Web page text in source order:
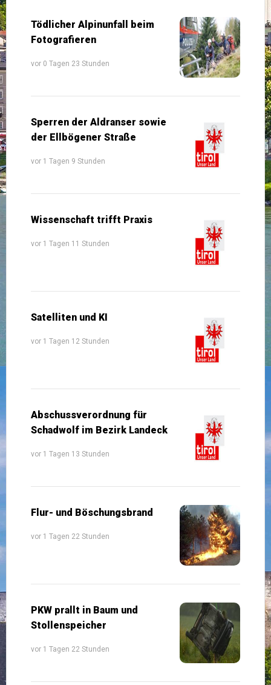
Tödlicher Alpinunfall beim
Fotografieren
vor 0 Tagen 23 Stunden
Sperren der Aldranser sowie
der Ellbögener Straße
vor 1 Tagen 9 Stunden
Wissenschaft trifft Praxis
vor 1 Tagen 11 Stunden
Satelliten und KI
vor 1 Tagen 12 Stunden
Abschussverordnung für
Schadwolf im Bezirk Landeck
vor 1 Tagen 13 Stunden
Flur- und Böschungsbrand
vor 1 Tagen 22 Stunden
PKW prallt in Baum und
Stollenspeicher
vor 1 Tagen 22 Stunden